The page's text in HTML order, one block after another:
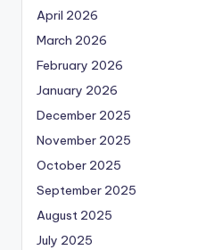
April 2026
March 2026
February 2026
January 2026
December 2025
November 2025
October 2025
September 2025
August 2025
July 2025